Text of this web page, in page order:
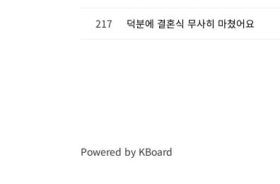
217 덕분에 결혼식 무사히 마쳤어요
Powered by KBoard